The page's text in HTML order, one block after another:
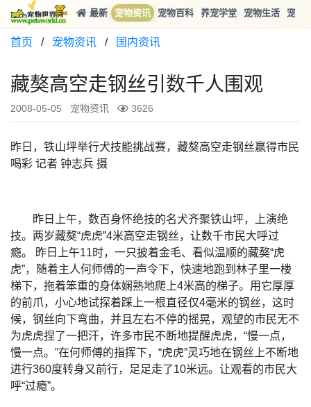
最新 宠物资讯 宠物百科 养宠学堂 宠物生活 宠物
首页 / 宠物资讯 / 国内资讯
藏獒高空走钢丝引数千人围观
2008-05-05 宠物资讯 3626
昨日，铁山坪举行犬技能挑战赛，藏獒高空走钢丝赢得市民
喝彩 记者 钟志兵 摄
昨日上午，数百身怀绝技的名犬齐聚铁山坪，上演绝
技。两岁藏獒“虎虎”4米高空走钢丝，让数千市民大呼过
瘾。 昨日上午11时，一只披着金毛、看似温顺的藏獒“虎
虎”，随着主人何师傅的一声令下，快速地跑到林子里一楼
梯下，拖着笨重的身体娴熟地爬上4米高的梯子。用它厚厚
的前爪，小心地试探着踩上一根直径仅4毫米的钢丝，这时
候，钢丝向下弯曲，并且左右不停的摇晃，观望的市民无不
为虎虎捏了一把汗，许多市民不断地提醒虎虎，“慢一点，
慢一点。”在何师傅的指挥下，“虎虎”灵巧地在钢丝上不断地
进行360度转身又前行，足足走了10米远。让观看的市民大
呼“过瘾”。